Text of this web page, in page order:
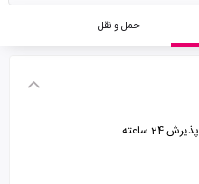
حمل و نقل
پذیرش 24 ساعته